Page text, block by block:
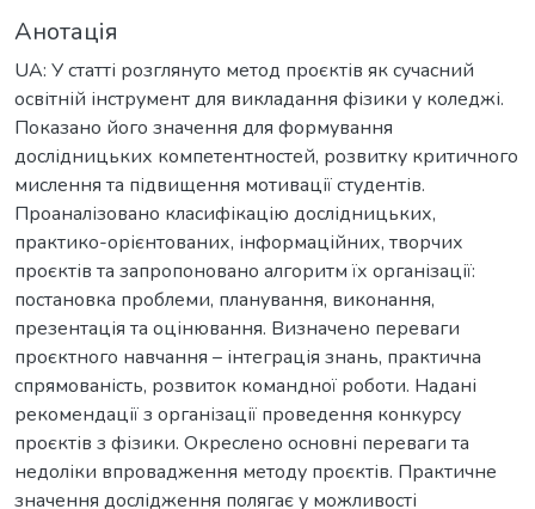
Анотація
UA: У статті розглянуто метод проєктів як сучасний
освітній інструмент для викладання фізики у коледжі.
Показано його значення для формування
дослідницьких компетентностей, розвитку критичного
мислення та підвищення мотивації студентів.
Проаналізовано класифікацію дослідницьких,
практико-орієнтованих, інформаційних, творчих
проєктів та запропоновано алгоритм їх організації:
постановка проблеми, планування, виконання,
презентація та оцінювання. Визначено переваги
проєктного навчання – інтеграція знань, практична
спрямованість, розвиток командної роботи. Надані
рекомендації з організації проведення конкурсу
проєктів з фізики. Окреслено основні переваги та
недоліки впровадження методу проєктів. Практичне
значення дослідження полягає у можливості